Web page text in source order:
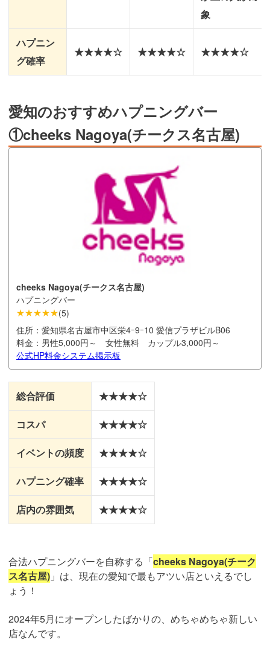
象
ハプニン
グ確率
★★★★☆ ★★★★☆ ★★★★☆
愛知のおすすめハプニングバー
①cheeks Nagoya(チークス名古屋)
cheeks Nagoya(チークス名古屋)
ハプニングバー
★★★★★(5)
住所： 愛知県名古屋市中区栄4ｰ9ｰ10 愛信プラザビルB06
料金： 男性5,000円～ 女性無料 カップル3,000円～
公式HP料金システム掲示板
総合評価 ★★★★☆
コスパ ★★★★☆
イベントの頻度 ★★★★☆
ハプニング確率 ★★★★☆
店内の雰囲気 ★★★★☆
合法ハプニングバーを自称する「cheeks Nagoya(チーク
ス名古屋) 」は、現在の愛知で最もアツい店といえるでし
ょう！
2024年5月にオープンしたばかりの、めちゃめちゃ新しい
店なんです。